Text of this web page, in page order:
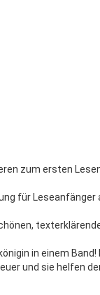
zum ersten
für Leseanfänger
in einem Band!
und sie helfen